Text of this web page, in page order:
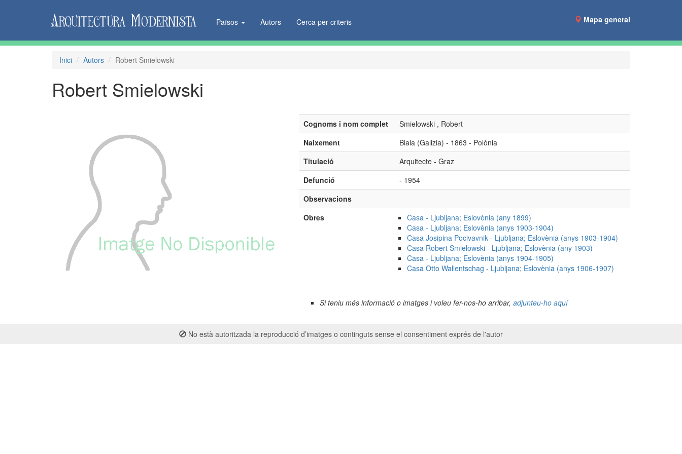
Països Autors Cerca per criteris Mapa general
Inici Autors Robert Smielowski
Robert Smielowski
Cognoms i nom complet
Smielowski , Robert
Naixement
Biala (Galizia) - 1863 - Polònia
Titulació
Arquitecte - Graz
Defunció
- 1954
Observacions
Obres
Casa - Ljubljana; Eslovènia (any 1899)
Casa - Ljubljana; Eslovènia (anys 1903-1904)
Casa Josipina Pocivavnik - Ljubljana; Eslovènia (anys 1903-1904)
Casa Robert Smielowski - Ljubljana; Eslovènia (any 1903)
Casa - Ljubljana; Eslovènia (anys 1904-1905)
Casa Otto Wallentschag - Ljubljana; Eslovènia (anys 1906-1907)
Si teniu més informació o imatges i voleu fer-nos-ho arribar, adjunteu-ho aquí
No està autoritzada la reproducció d’imatges o continguts sense el consentiment exprés de l'autor